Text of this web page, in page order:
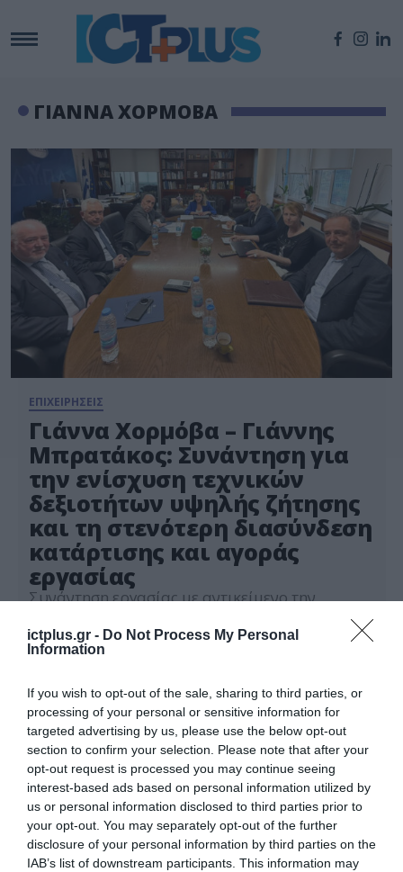
ictplus.gr - Do Not Process My Personal
Information
If you wish to opt-out of the sale, sharing to third parties, or
processing of your personal or sensitive information for
targeted advertising by us, please use the below opt-out
section to confirm your selection. Please note that after your
opt-out request is processed you may continue seeing
interest-based ads based on personal information utilized by
us or personal information disclosed to third parties prior to
your opt-out. You may separately opt-out of the further
disclosure of your personal information by third parties on the
IAB’s list of downstream participants. This information may
ΓΙΑΝΝΑ ΧΟΡΜΟΒΑ
ΕΠΙΧΕΙΡΗΣΕΙΣ
Γιάννα Χορμόβα – Γιάννης
Μπρατάκος: Συνάντηση για
την ενίσχυση τεχνικών
δεξιοτήτων υψηλής ζήτησης
και τη στενότερη διασύνδεση
κατάρτισης και αγοράς
εργασίας
Συνάντηση εργασίας με αντικείμενο την
ζήτησης και τη στενότερη διασύνδεση της
επαγγελματικής κατάρτισης με τις ανάγκες της
της Διοίκησης της ΔΥΠΑ και αντιπροσωπείας
του ΕΒΕΑ. Στη συνάντηση συμμετείχαν, από
πλευράς ΔΥΠΑ η Διοικήτρια κα Γιάννα
Χορμόβα, ο Υποδιοικητής κ. Στέφανος
Πολυμενόπουλος, ο Προϊστάμενος της Γενικής
Διεύθυνσης […]
27.05.2026